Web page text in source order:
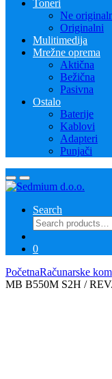
Toneri
Ne
Originalni
Mulitimedija
Mrežne oprema
Aktična
Bežična
Pasivna
Ostalo
Baterije
Kablovi
Adapteri
Punjači
Search
Search
for:
0
PočetnaRačunarske
MB B550M S2H /